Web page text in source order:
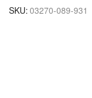
SKU: 03270-089-931